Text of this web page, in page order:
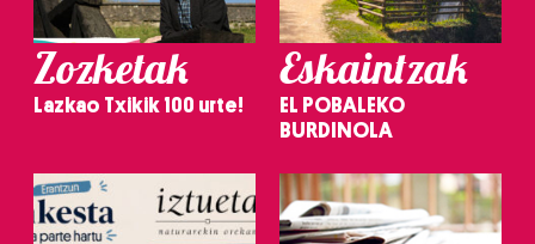
Zozketak
Lazkao Txikik 100 urte!
Eskaintzak
EL POBALEKO
BURDINOLA